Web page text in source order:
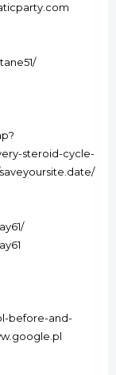
steroid-cycle-
before-and-